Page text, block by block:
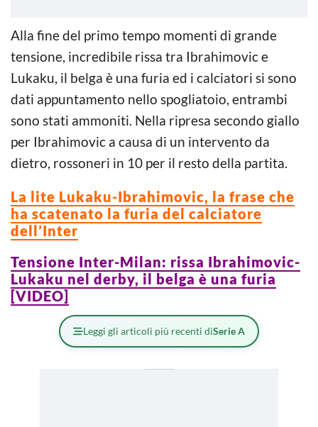
Alla fine del primo tempo momenti di grande
tensione, incredibile rissa tra Ibrahimovic e
Lukaku, il belga è una furia ed i calciatori si sono
dati appuntamento nello spogliatoio, entrambi
sono stati ammoniti. Nella ripresa secondo giallo
per Ibrahimovic a causa di un intervento da
dietro, rossoneri in 10 per il resto della partita.
La lite Lukaku-Ibrahimovic, la frase che
ha scatenato la furia del calciatore
dell’Inter
Tensione Inter-Milan: rissa Ibrahimovic-
Lukaku nel derby, il belga è una furia
[VIDEO]
Leggi gli articoli più recenti diSerie A